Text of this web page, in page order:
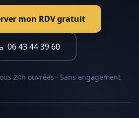
mon RDV gratuit
06 43 44 39 60
24h ouvrées · Sans engagement